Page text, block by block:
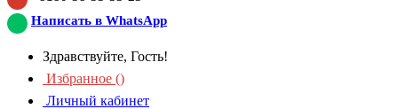
Написать в WhatsApp
Здравствуйте, Гость!
Избранное ()
Личный кабинет